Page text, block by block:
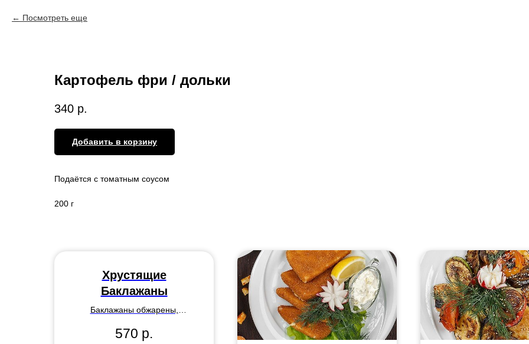
Посмотреть еще
Картофель фри / дольки
340 р.
Добавить в корзину
Подаётся с томатным соусом
200 г
Хрустящие
Баклажаны
Баклажаны обжарены,
соусом
570 р.